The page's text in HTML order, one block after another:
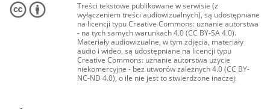
Treści tekstowe publikowane w serwisie (z
wyłączeniem treści audiowizualnych), są udostępniane
na licencji typu Creative Commons: uznanie autorstwa
- na tych samych warunkach 4.0 (CC BY-SA 4.0).
Materiały audiowizualne, w tym zdjęcia, materiały
audio i wideo, są udostępniane na licencji typu
Creative Commons: uznanie autorstwa użycie
niekomercyjne - bez utworów zależnych 4.0 (CC BY-
NC-ND 4.0), o ile nie jest to stwierdzone inaczej.